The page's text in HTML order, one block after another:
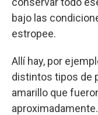
bajo las
estropee.
Allí hay, por
distintos tipos de
amarillo que